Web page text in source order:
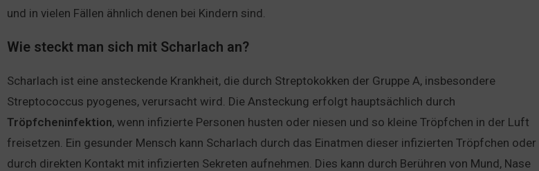
und in vielen Fällen ähnlich denen bei Kindern sind.
Wie steckt man sich mit Scharlach an?
Scharlach ist eine ansteckende Krankheit, die durch Streptokokken der Gruppe A, insbesondere
Streptococcus pyogenes, verursacht wird. Die Ansteckung erfolgt hauptsächlich durch
Tröpfcheninfektion, wenn infizierte Personen husten oder niesen und so kleine Tröpfchen in der Luft
freisetzen. Ein gesunder Mensch kann Scharlach durch das Einatmen dieser infizierten Tröpfchen oder
durch direkten Kontakt mit infizierten Sekreten aufnehmen. Dies kann durch Berühren von Mund, Nase